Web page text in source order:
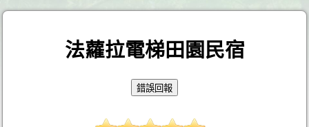
法蘿拉電梯田園民宿